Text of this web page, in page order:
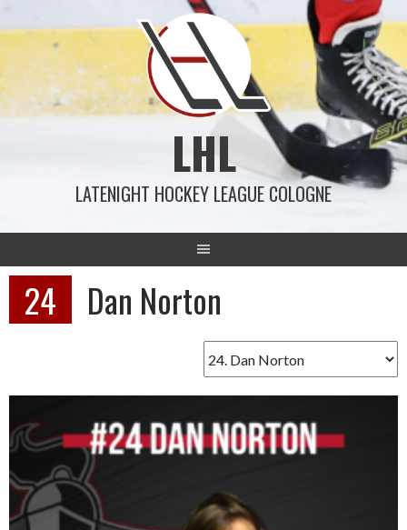
zum
LHL
LATENIGHT HOCKEY LEAGUE COLOGNE
24 Dan Norton